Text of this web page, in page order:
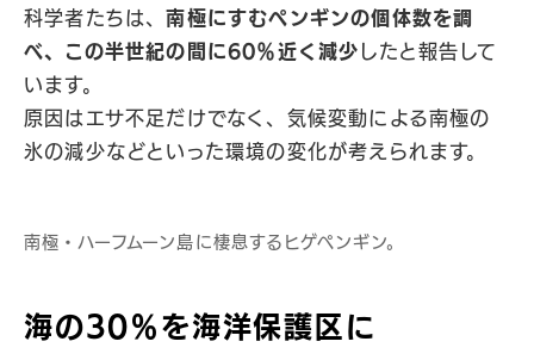
科学者たちは、南極にすむペンギンの個体数を調
べ、この半世紀の間に60％近く減少 したと報告して
います。
原因はエサ不足だけでなく、気候変動による南極の
氷の減少などといった環境の変化が考えられます。
南極・ハーフムーン島に棲息するヒゲペンギン。
海の30％を海洋保護区に